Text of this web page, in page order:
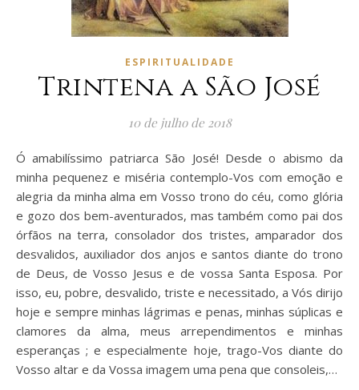
ESPIRITUALIDADE
Trintena a São José
10 de julho de 2018
Ó amabilíssimo patriarca São José! Desde o abismo da
minha pequenez e miséria contemplo-Vos com emoção e
alegria da minha alma em Vosso trono do céu, como glória
e gozo dos bem-aventurados, mas também como pai dos
órfãos na terra, consolador dos tristes, amparador dos
desvalidos, auxiliador dos anjos e santos diante do trono
de Deus, de Vosso Jesus e de vossa Santa Esposa. Por
isso, eu, pobre, desvalido, triste e necessitado, a Vós dirijo
hoje e sempre minhas lágrimas e penas, minhas súplicas e
clamores da alma, meus arrependimentos e minhas
esperanças ; e especialmente hoje, trago-Vos diante do
Vosso altar e da Vossa imagem uma pena que consoleis,…